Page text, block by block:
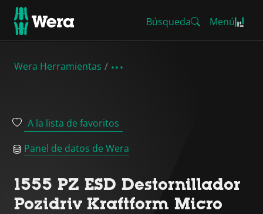
Búsqueda Menú
Wera Herramientas
A la lista de favoritos
Panel de datos de Wera
1555 PZ ESD Destornillador
Pozidriv Kraftform Micro